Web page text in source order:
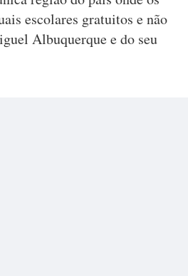
escolares gratuitos e não
Albuquerque e do seu